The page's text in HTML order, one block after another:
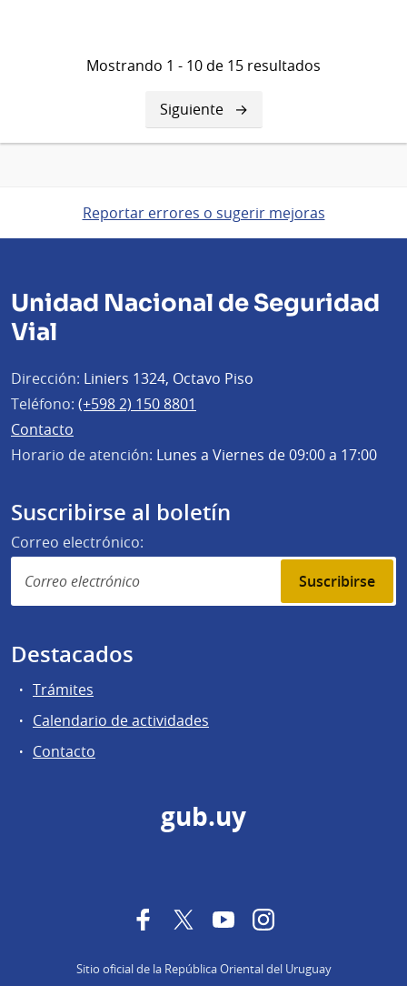
Mostrando 1 - 10 de 15 resultados
Siguiente
página
Siguiente
Reportar errores o sugerir mejoras
Unidad Nacional de Seguridad
Vial
Dirección: Liniers 1324, Octavo Piso
Teléfono: (+598 2) 150 8801
Contacto
Horario de atención: Lunes a Viernes de 09:00 a 17:00
Suscribirse al boletín
Correo electrónico:
Suscribirse
Destacados
Trámites
Calendario de actividades
Contacto
gub.uy
FacebookTwitterYouTubeInstagram
Sitio oficial de la República Oriental del Uruguay